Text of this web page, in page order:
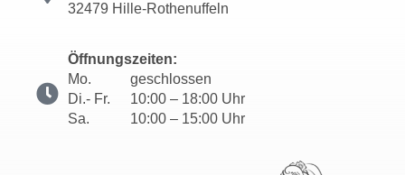
32479 Hille-Rothenuffeln
Öffnungszeiten:
Mo.
geschlossen
Di.- Fr.
10:00 – 18:00 Uhr
Sa.
10:00 – 15:00 Uhr